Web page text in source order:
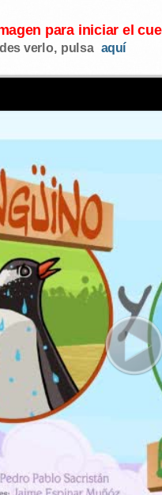
para iniciar el
verlo, pulsa aquí